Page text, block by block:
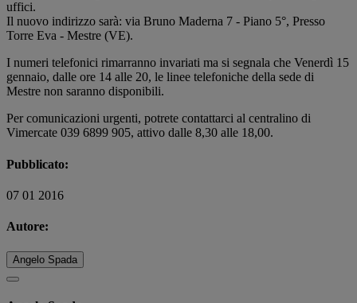
uffici.
Il nuovo indirizzo sarà: via Bruno Maderna 7 - Piano 5°, Presso
Torre Eva - Mestre (VE).
I numeri telefonici rimarranno invariati ma si segnala che Venerdì 15
gennaio, dalle ore 14 alle 20, le linee telefoniche della sede di
Mestre non saranno disponibili.
Per comunicazioni urgenti, potrete contattarci al centralino di
Vimercate 039 6899 905, attivo dalle 8,30 alle 18,00.
Pubblicato:
07 01 2016
Autore:
Angelo Spada